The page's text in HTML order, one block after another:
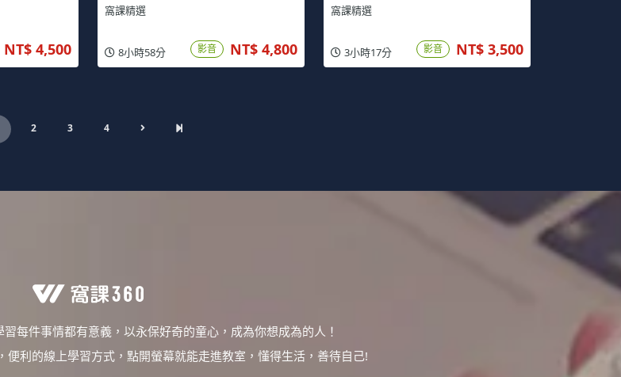
NT$ 4,500
窩課精選
8小時58分 影音 NT$ 4,800
窩課精選
3小時17分 影音 NT$ 3,500
2 3 4
每件事情都有意義，以永保好奇的童心，成為你想成為的人！
利的線上學習方式，點開螢幕就能走進教室，懂得生活，善待自己!